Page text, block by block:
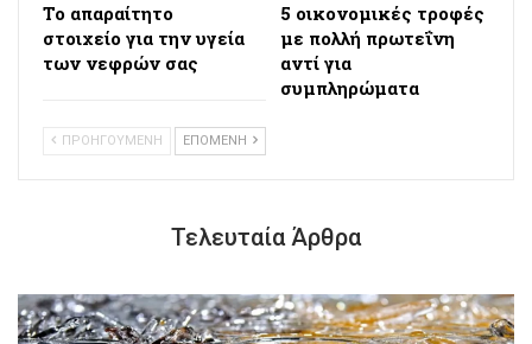
Το απαραίτητο
στοιχείο για την υγεία
των νεφρών σας
5 οικονομικές τροφές
με πολλή πρωτεΐνη
αντί για
συμπληρώματα
ΠΡΟΗΓΟΥΜΕΝΗ ΕΠΟΜΕΝΗ
Τελευταία Άρθρα